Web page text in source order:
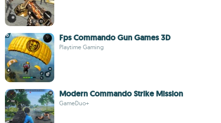
Fps Commando Gun Games 3D
Playtime Gaming
Modern Commando Strike Mission
GameDuo+